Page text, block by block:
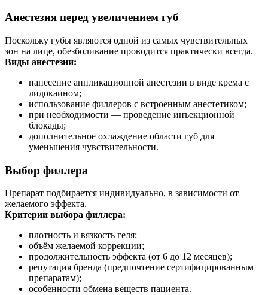
Анестезия перед увеличением губ
Поскольку губы являются одной из самых чувствительных
зон на лице, обезболивание проводится практически всегда.
Виды анестезии:
нанесение аппликационной анестезии в виде крема с
лидокаином;
использование филлеров с встроенным анестетиком;
при необходимости — проведение инъекционной
блокады;
дополнительное охлаждение области губ для
уменьшения чувствительности.
Выбор филлера
Препарат подбирается индивидуально, в зависимости от
желаемого эффекта.
Критерии выбора филлера:
плотность и вязкость геля;
объём желаемой коррекции;
продолжительность эффекта (от 6 до 12 месяцев);
репутация бренда (предпочтение сертифицированным
препаратам);
особенности обмена веществ пациента.